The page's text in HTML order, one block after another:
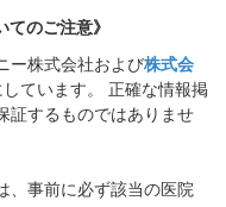
てのご注意》
ー株式会社および株式会
ています。 正確な情報掲
証するものではありませ
、事前に必ず該当の医院